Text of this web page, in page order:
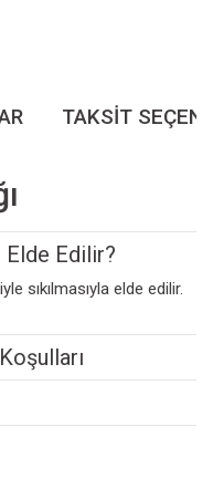
TAKSIT
Elde Edilir?
sıkılmasıyla elde edilir.